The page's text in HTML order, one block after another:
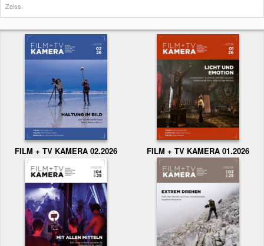
Zeiss
FILM + TV KAMERA 02.2026 FILM + TV KAMERA 01.2026